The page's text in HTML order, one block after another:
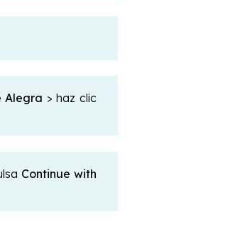
Alegra > haz clic
Continue with